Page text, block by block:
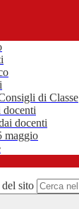
di Classe
docenti
docenti
maggio
sito